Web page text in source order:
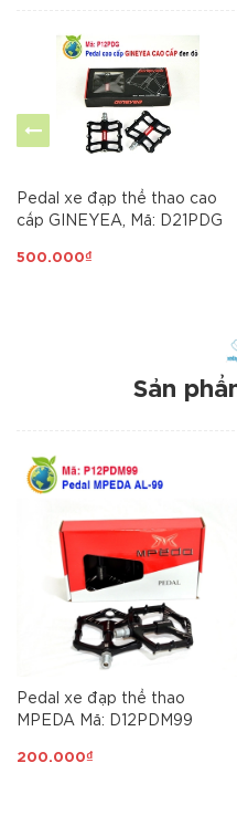
Pedal xe đạp thể thao cao
cấp GINEYEA, Mã: D21PDG
500.000₫
Sản
Pedal xe đạp thể thao
MPEDA Mã: D12PDM99
200.000₫